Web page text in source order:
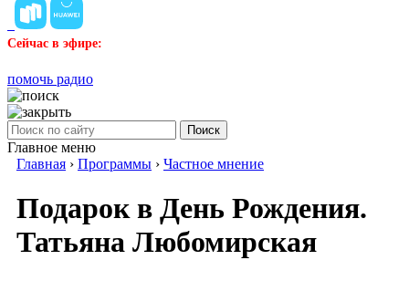
Сейчас в эфире:
помочь радио
Поиск
Главное меню
Главная › Программы › Частное мнение
Подарок в День Рождения.
Татьяна Любомирская